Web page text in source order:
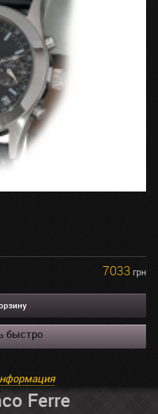
7033 грн
быстро
Ferre